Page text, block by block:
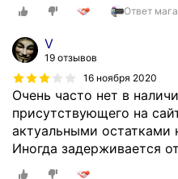
Ответ
V
19 отзывов
16 ноября 2020
Очень часто нет в
присутствующего на
актуальными остатками
Иногда задерживается